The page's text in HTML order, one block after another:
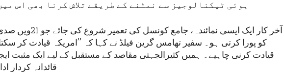
ہوئی ٹیکنالوجیز سے نمٹنے کے طریقے تلاش کرنا بھی اس
آخر کار ایک ایسی نمائندہ، جامع
کو پورا کرتی ہو۔ سفیر تھامس گرین فیلڈ نے کہا کہ ’’امریکہ قیادت کر
قیادت کرنی چاہیے۔ ہمیں کثیرالجہتی مقاصد کے مستقبل کے لیے ایک مثبت
قائدانہ کردار